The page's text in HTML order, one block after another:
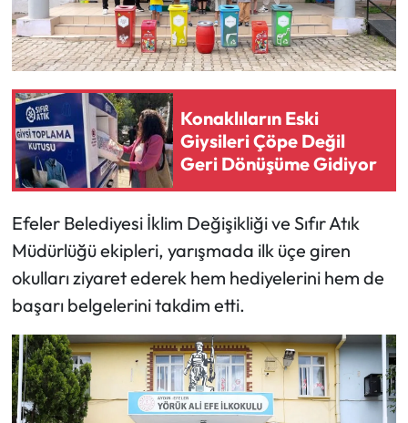
Konaklıların Eski
Giysileri Çöpe Değil
Geri Dönüşüme Gidiyor
Efeler Belediyesi İklim Değişikliği ve Sıfır Atık
Müdürlüğü ekipleri, yarışmada ilk üçe giren
okulları ziyaret ederek hem hediyelerini hem de
başarı belgelerini takdim etti.